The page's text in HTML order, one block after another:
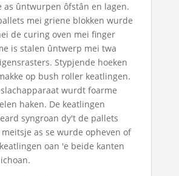
as ûntwurpen ôfstân en lagen.
mei griene blokken wurde
de curing oven mei finger
is stalen ûntwerp mei twa
Stypjende hoeken
op bush roller keatlingen.
wurdt foarme
haken. De keatlingen
syngroan dy't de pallets
as se wurde opheven of
oan 'e beide kanten